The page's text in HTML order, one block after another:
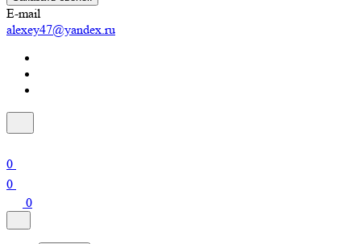
E-mail
alexey47@yandex.ru
0
0
0